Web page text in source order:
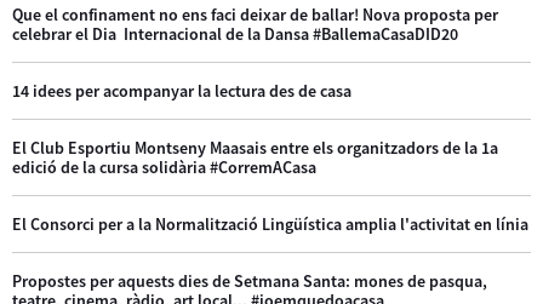
Que el confinament no ens faci deixar de ballar! Nova proposta per
celebrar el Dia Internacional de la Dansa #BallemaCasaDID20
14 idees per acompanyar la lectura des de casa
El Club Esportiu Montseny Maasais entre els organitzadors de la 1a
edició de la cursa solidària #CorremACasa
El Consorci per a la Normalització Lingüística amplia l'activitat en línia
Propostes per aquests dies de Setmana Santa: mones de pasqua,